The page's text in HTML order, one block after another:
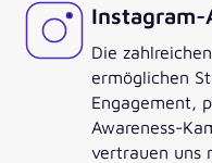
Instagram-
Die
ermöglichen
Engagement,
Awareness-
vertrauen uns